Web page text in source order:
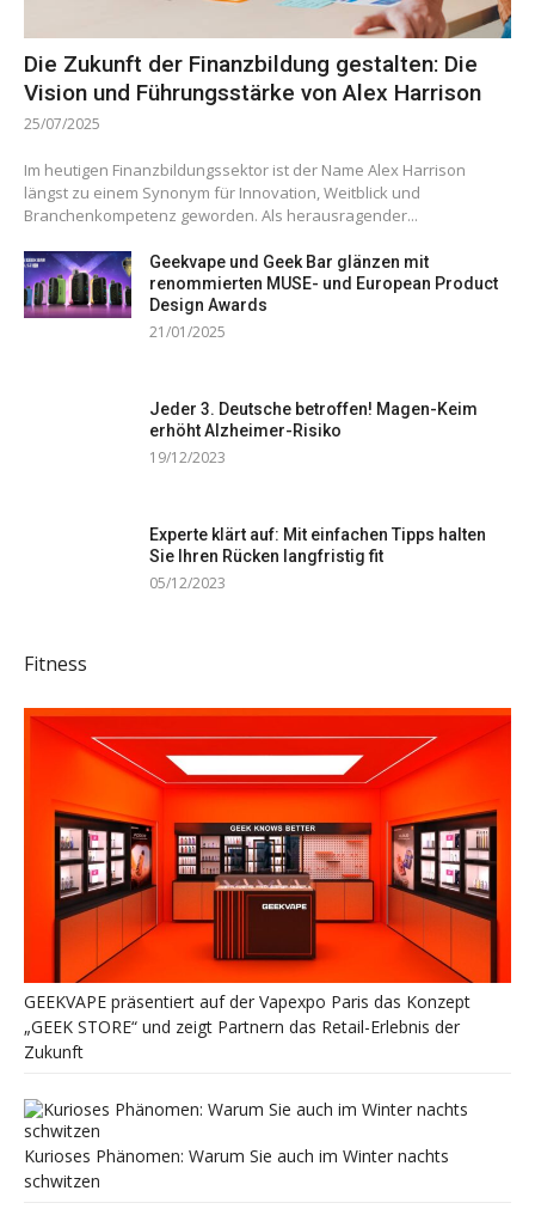
Die Zukunft der Finanzbildung gestalten: Die
Vision und Führungsstärke von Alex Harrison
25/07/2025
Im heutigen Finanzbildungssektor ist der Name Alex Harrison
längst zu einem Synonym für Innovation, Weitblick und
Branchenkompetenz geworden. Als herausragender...
Geekvape und Geek Bar glänzen mit
renommierten MUSE- und European Product
Design Awards
21/01/2025
Jeder 3. Deutsche betroffen! Magen-Keim
erhöht Alzheimer-Risiko
19/12/2023
Experte klärt auf: Mit einfachen Tipps halten
Sie Ihren Rücken langfristig fit
05/12/2023
Fitness
GEEKVAPE präsentiert auf der Vapexpo Paris das Konzept
„GEEK STORE“ und zeigt Partnern das Retail-Erlebnis der
Zukunft
Kurioses Phänomen: Warum Sie auch im Winter nachts
schwitzen